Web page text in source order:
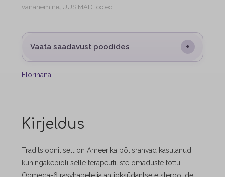
vananemine, UUSIMAD tooted!
Vaata saadavust poodides +
Florihana
Kirjeldus
Traditsiooniliselt on Ameerika põlisrahvad kasutanud
kuningakepiõli selle terapeutiliste omaduste tõttu.